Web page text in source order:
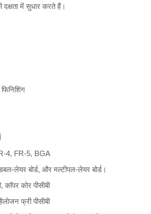
दक्षता में सुधार करते हैं।
फिनिशिंग
4, FR-5, BGA
लेयर बोर्ड, और मल्टीपल-लेयर बोर्ड।
कॉपर कोर पीसीबी
फ्री पीसीबी